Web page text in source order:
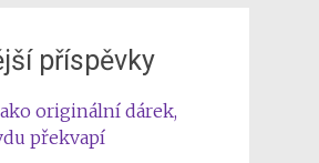
příspěvky
originální dárek,
překvapí